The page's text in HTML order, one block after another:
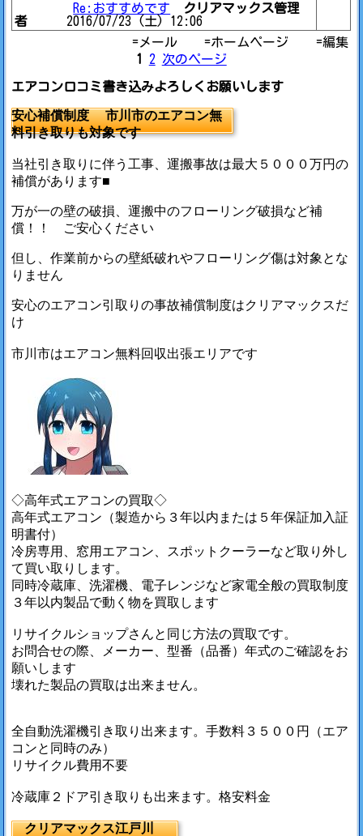
Re:おすすめです
クリアマックス管理
者 2016/07/23 (土) 12:06
=メール
=ホームページ
=編集
1
2 次のページ
エアコン口コミ書き込みよろしくお願いします
安心補償制度 市川市のエアコン無
料引き取りも対象です
当社引き取りに伴う工事、運搬事故は最大５０００万円の
補償があります■
万が一の壁の破損、運搬中のフローリング破損など補
償！！ ご安心ください
但し、作業前からの壁紙破れやフローリング傷は対象とな
りません
安心のエアコン引取りの事故補償制度はクリアマックスだ
け
市川市はエアコン無料回収出張エリアです
◇高年式エアコンの買取◇
高年式エアコン（製造から３年以内または５年保証加入証
明書付）
冷房専用、窓用エアコン、スポットクーラーなど取り外し
て買い取りします。
同時冷蔵庫、洗濯機、電子レンジなど家電全般の買取制度
３年以内製品で動く物を買取します
リサイクルショップさんと同じ方法の買取です。
お問合せの際、メーカー、型番（品番）年式のご確認をお
願いします
壊れた製品の買取は出来ません。
全自動洗濯機引き取り出来ます。手数料３５００円（エア
コンと同時のみ）
リサイクル費用不要
冷蔵庫２ドア引き取りも出来ます。格安料金
クリアマックス江戸川